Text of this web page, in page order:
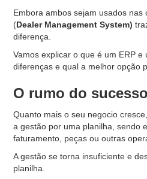
Embora ambos sejam usados nas
(Dealer Management System)
diferença.
Vamos explicar o que é um ERP e
diferenças e qual a melhor opção
O rumo do
Quanto mais o seu negocio
a gestão por uma planilha, sendo
faturamento, peças ou outras
A gestão se torna insuficiente e
planilha.